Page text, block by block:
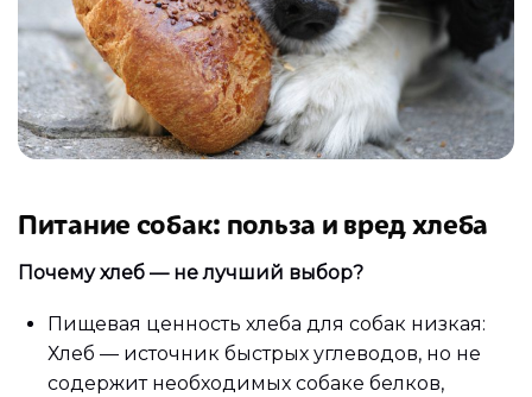
Питание собак: польза и вред хлеба
Почему хлеб — не лучший выбор?
Пищевая ценность хлеба для собак низкая:
Хлеб — источник быстрых углеводов, но не
содержит необходимых собаке белков,